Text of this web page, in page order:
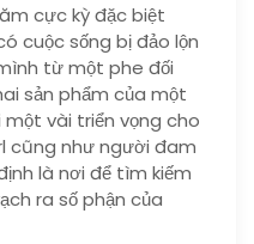
cực kỳ đặc biệt
cuộc sống bị đảo lộn
từ một phe đối
sản phẩm của một
vài triển vọng cho
cũng như người đam
là nơi để tìm kiếm
ra số phận của